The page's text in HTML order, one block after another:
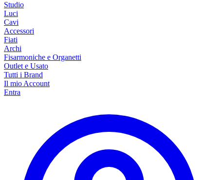
Studio
Luci
Cavi
Accessori
Fiati
Archi
Fisarmoniche e Organetti
Outlet e Usato
Tutti i Brand
Il mio Account
Entra